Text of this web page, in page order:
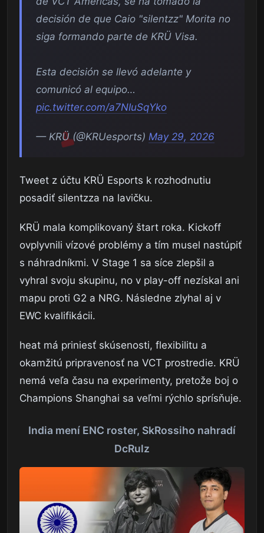
decisión de que Caio "silentzz" Morita no
siga formando parte de KRÜ Visa.
Esta decisión se llevó adelante y
comunicó al equipo…
pic.twitter.com/a7NIuSqYko
— KRÜ (@KRUesports) May 29, 2026
Tweet z účtu KRÜ Esports k rozhodnutiu
posadiť silentzza na lavičku.
KRÜ mala komplikovaný štart roka. Kickoff
ovplyvnili vízové problémy a tím musel nastúpiť
s náhradníkmi. V Stage 1 sa síce zlepšil a
vyhral svoju skupinu, no v play-off nezískal ani
mapu proti G2 a NRG. Následne zlyhal aj v
EWC kvalifikácii.
heat má priniesť skúsenosti, flexibilitu a
okamžitú pripravenosť na VCT prostredie. KRÜ
nemá veľa času na experimenty, pretože boj o
Champions Shanghai sa veľmi rýchlo sprísňuje.
India mení ENC roster, SkRossiho nahradí
DcRulz